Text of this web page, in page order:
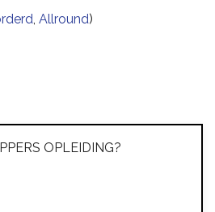
, Allround)
OPLEIDING?